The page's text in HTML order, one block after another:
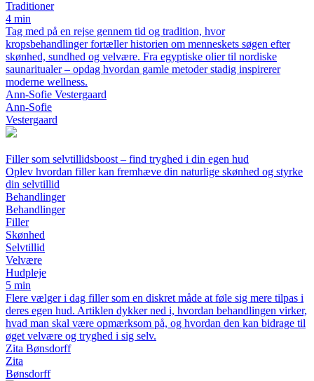
Traditioner
4 min
Tag med på en rejse gennem tid og tradition, hvor
kropsbehandlinger fortæller historien om menneskets søgen efter
skønhed, sundhed og velvære. Fra egyptiske olier til nordiske
saunaritualer – opdag hvordan gamle metoder stadig inspirerer
moderne wellness.
Ann-Sofie Vestergaard
Ann-Sofie
Vestergaard
Filler som selvtillidsboost – find tryghed i din egen hud
Oplev hvordan filler kan fremhæve din naturlige skønhed og styrke
din selvtillid
Behandlinger
Behandlinger
Filler
Skønhed
Selvtillid
Velvære
Hudpleje
5 min
Flere vælger i dag filler som en diskret måde at føle sig mere tilpas i
deres egen hud. Artiklen dykker ned i, hvordan behandlingen virker,
hvad man skal være opmærksom på, og hvordan den kan bidrage til
øget velvære og tryghed i sig selv.
Zita Bønsdorff
Zita
Bønsdorff